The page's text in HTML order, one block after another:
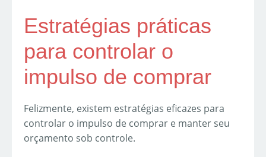
Estratégias práticas
para controlar o
impulso de comprar
Felizmente, existem estratégias eficazes para
controlar o impulso de comprar e manter seu
orçamento sob controle.